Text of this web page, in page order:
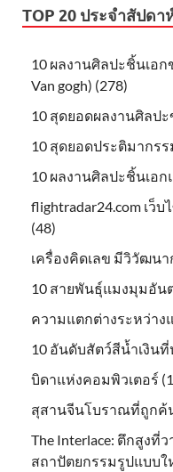
TOP 20 ประจำสัปดา
10 ผลงานศิลปะชิ้นเอก
Van gogh) (278)
10 สุดยอดผลงานศิลปะ
10 สุดยอดประติมากร
10 ผลงานศิลปะชิ้นเอ
flightradar24.com เว็
(48)
เครื่องคิดเลข มีวิวัฒนา
10 สายพันธุ์แมงมุมอัน
ความแตกต่างระหว่าง
10 อันดับสัตว์สีน้ำเงิน
บิดาแห่งคอมพิวเตอร์
สุสานจีนโบราณที่ถูกค้
The Interlace: ตึกสูงที่
สถาปัตยกรรมรูปแบบใ